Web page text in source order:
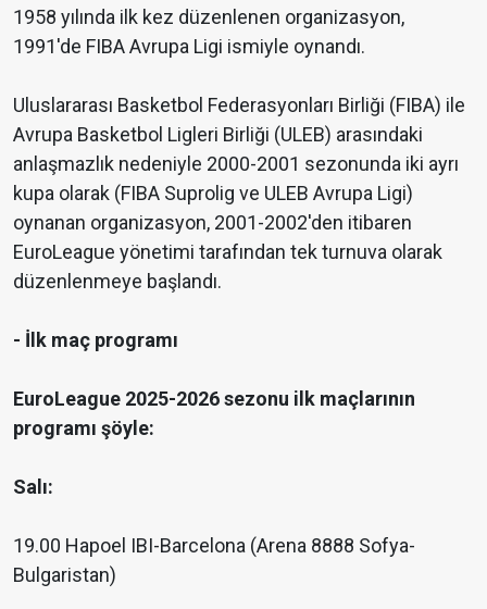
1958 yılında ilk kez düzenlenen organizasyon,
1991'de FIBA Avrupa Ligi ismiyle oynandı.
Uluslararası Basketbol Federasyonları Birliği (FIBA) ile
Avrupa Basketbol Ligleri Birliği (ULEB) arasındaki
anlaşmazlık nedeniyle 2000-2001 sezonunda iki ayrı
kupa olarak (FIBA Suprolig ve ULEB Avrupa Ligi)
oynanan organizasyon, 2001-2002'den itibaren
EuroLeague yönetimi tarafından tek turnuva olarak
düzenlenmeye başlandı.
- İlk maç programı
EuroLeague 2025-2026 sezonu ilk maçlarının
programı şöyle:
Salı:
19.00 Hapoel IBI-Barcelona (Arena 8888 Sofya-
Bulgaristan)